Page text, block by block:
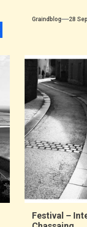
Graindblog 28
Festival –